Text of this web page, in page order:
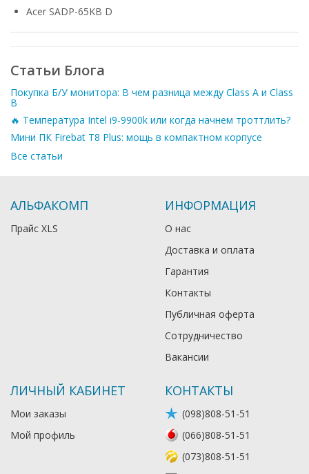
Acer SADP-65KB D
Статьи Блога
Покупка Б/У монитора: В чем разница между Class A и Class
B
🔥 Температура Intel i9-9900k или когда начнем троттлить?
Мини ПК Firebat T8 Plus: мощь в компактном корпусе
Все статьи
АЛЬФАКОМП
Прайс XLS
ИНФОРМАЦИЯ
О нас
Доставка и оплата
Гарантия
Контакты
Публичная оферта
Сотрудничество
Вакансии
ЛИЧНЫЙ КАБИНЕТ
Мои заказы
Мой профиль
КОНТАКТЫ
(098)808-51-51
(066)808-51-51
(073)808-51-51